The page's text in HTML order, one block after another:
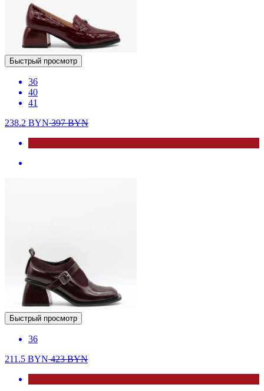
Быстрый просмотр
36
40
41
238.2 BYN397BYN
Быстрый просмотр
36
211.5 BYN423BYN